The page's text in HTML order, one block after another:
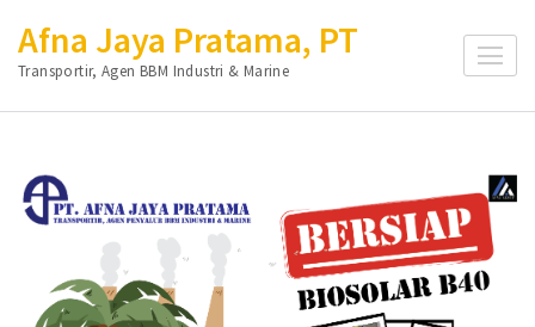
ke
konten
(Tekan
Afna Jaya Pratama, PT
Transportir, Agen BBM Industri & Marine